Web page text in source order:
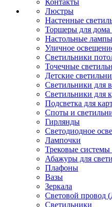
Контакты
Люстры
Настенные
Торшеры для дома
Настольные лампы
Уличное
Светильники
Точечные
Детские
Светильники для
Светильники для
Подсветка для
Споты и
Гирлянды
Светодиодное
Лампочки
Трековые
Абажуры для
Плафоны
Вазы
Зеркала
Световой провод
Светильники